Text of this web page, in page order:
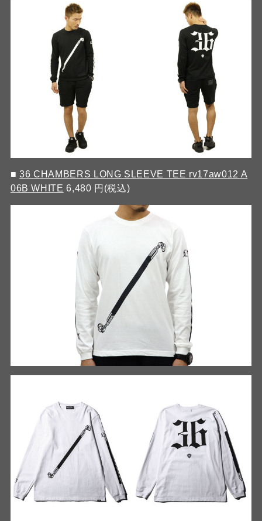
■36 CHAMBERS LONG SLEEVE TEE rv17aw012 A
06B WHITE 6,480 円(税込)